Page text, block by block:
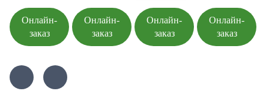
Онлайн-
заказ
Онлайн-
заказ
Онлайн-
заказ
Онлайн-
заказ